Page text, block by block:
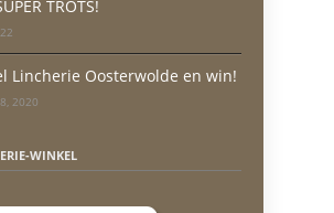
TROTS!
Lincherie Oosterwolde en win!
2020
WINKEL